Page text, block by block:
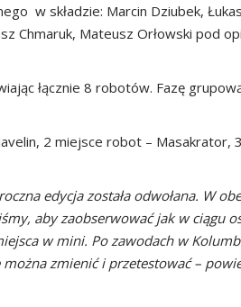
w składzie: Marcin Dziubek,
Chmaruk, Mateusz Orłowski pod
łącznie 8 robotów. Fazę
2 miejsce robot – Masakrator,
edycja została odwołana. W
aby zaobserwować jak w ciągu
w mini. Po zawodach w
zmienić i przetestować –